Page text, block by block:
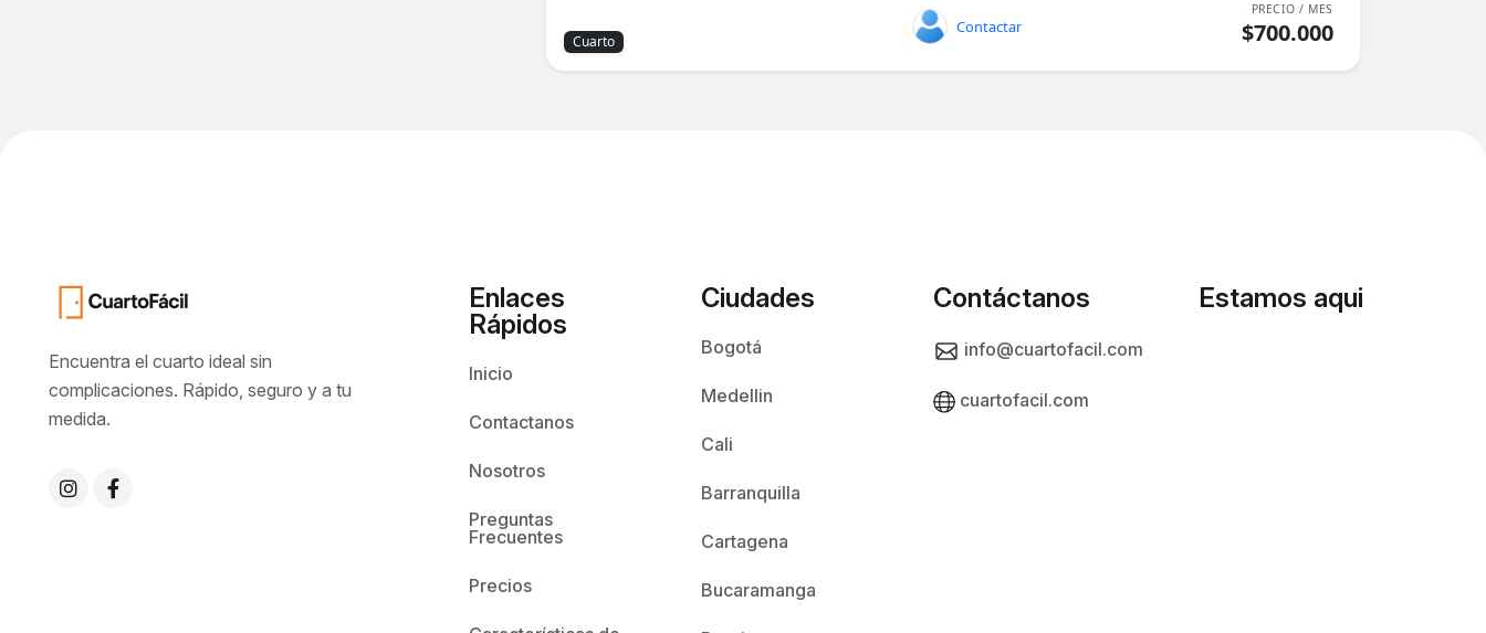
Cuarto
Contactar
PRECIO / MES
$700.000
Encuentra el cuarto ideal sin
complicaciones. Rápido, seguro y a tu
medida.
Enlaces
Rápidos
Inicio
Contactanos
Nosotros
Preguntas
Frecuentes
Precios
Ciudades
Bogotá
Medellin
Cali
Barranquilla
Cartagena
Bucaramanga
Contáctanos
info@cuartofacil.com
cuartofacil.com
Estamos aqui